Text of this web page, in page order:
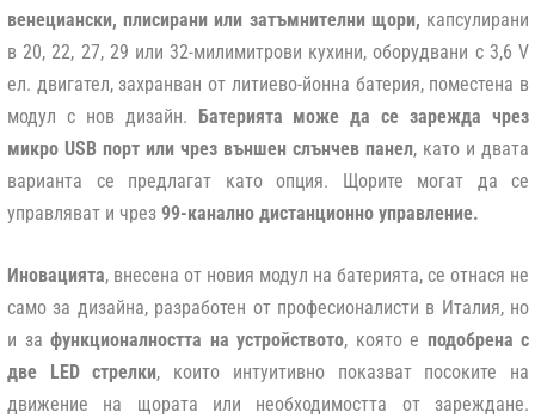
венециански, плисирани или затъмнителни щори, капсулирани
в 20, 22, 27, 29 или 32-милимитрови кухини, оборудвани с 3,6 V
ел. двигател, захранван от литиево-йонна батерия, поместена в
модул с нов дизайн. Батерията може да се зарежда чрез
микро USB порт или чрез външен слънчев панел, като и двата
варианта се предлагат като опция. Щорите могат да се
управляват и чрез 99-канално дистанционно управление.
Иновацията, внесена от новия модул на батерията, се отнася не
само за дизайна, разработен от професионалисти в Италия, но
и за функционалността на устройството, която е подобрена с
две LED стрелки, които интуитивно показват посоките на
движение на щората или необходимостта от зареждане.